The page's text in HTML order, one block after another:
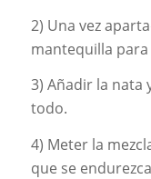
2) Una vez
mantequilla
3) Añadir la nata
todo.
4) Meter la
que se